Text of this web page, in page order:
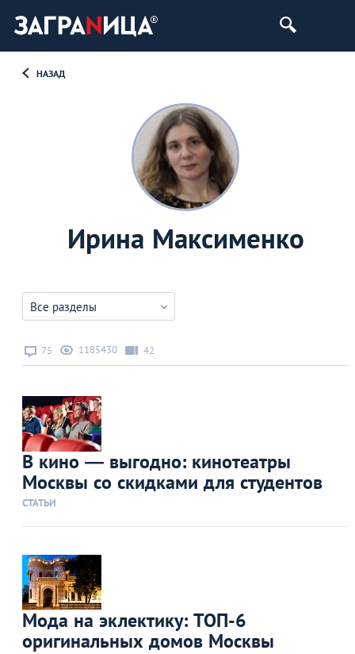
НАЗАД
Ирина Максименко
Все разделы
75 1185430 42
В кино — выгодно: кинотеатры
Москвы со скидками для студентов
СТАТЬИ
Мода на эклектику: ТОП-6
оригинальных домов Москвы